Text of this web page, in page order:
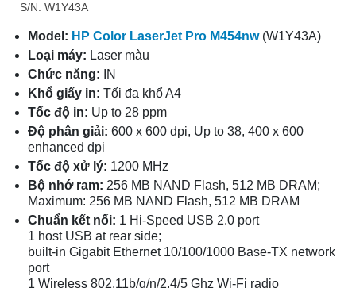
S/N: W1Y43A
Model: HP Color LaserJet Pro M454nw(W1Y43A)
Loại máy: Laser màu
Chức năng: IN
Khổ giấy in: Tối đa khổ A4
Tốc độ in: Up to 28 ppm
Độ phân giải: 600 x 600 dpi, Up to 38, 400 x 600
enhanced dpi
Tốc độ xử lý: 1200 MHz
Bộ nhớ ram: 256 MB NAND Flash, 512 MB DRAM;
Maximum: 256 MB NAND Flash, 512 MB DRAM
Chuẩn kết nối: 1 Hi-Speed USB 2.0 port
1 host USB at rear side;
built-in Gigabit Ethernet 10/100/1000 Base-TX network
port
1 Wireless 802.11b/g/n/2.4/5 Ghz Wi-Fi radio